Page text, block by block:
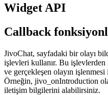
Widget API
Callback
JivoChat, sayfadaki bir olayı
işlevleri kullanır. Bu işlevlerden
ve gerçekleşen olayın
Örneğin, jivo_onIntroduction
iletişim bilgilerini alabilirsiniz.